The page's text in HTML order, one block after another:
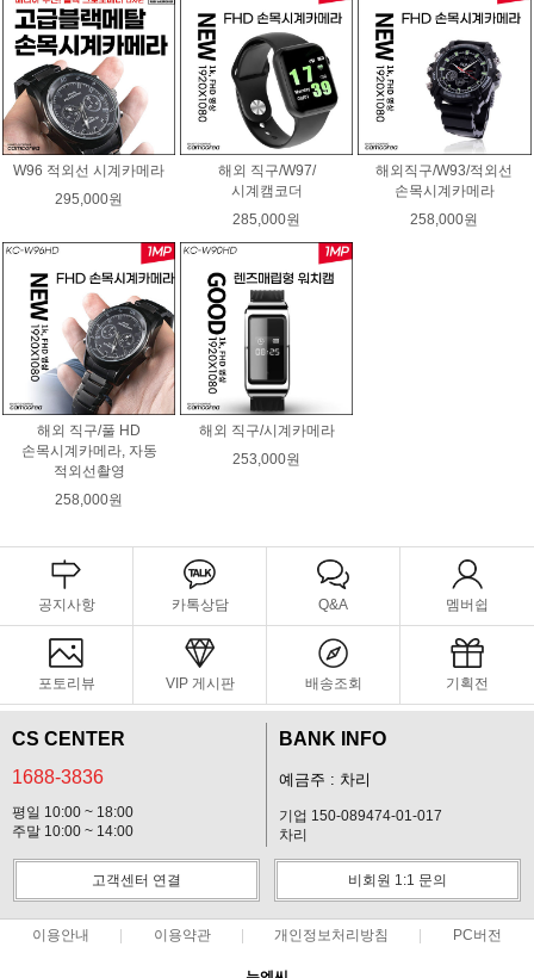
W96 적외선 시계카메라
295,000원
해외 직구/W97/
시계캠코더
285,000원
해외직구/W93/적외선
손목시계카메라
258,000원
해외 직구/풀 HD
손목시계카메라, 자동
적외선촬영
258,000원
해외 직구/시계카메라
253,000원
공지사항 카톡상담 Q&A 멤버쉽
포토리뷰 VIP 게시판 배송조회 기획전
CS CENTER
1688-3836
평일 10:00 ~ 18:00
주말 10:00 ~ 14:00
BANK INFO
예금주 : 차리
기업 150-089474-01-017
차리
고객센터 연결 비회원 1:1 문의
이용안내 이용약관 개인정보처리방침 PC버전